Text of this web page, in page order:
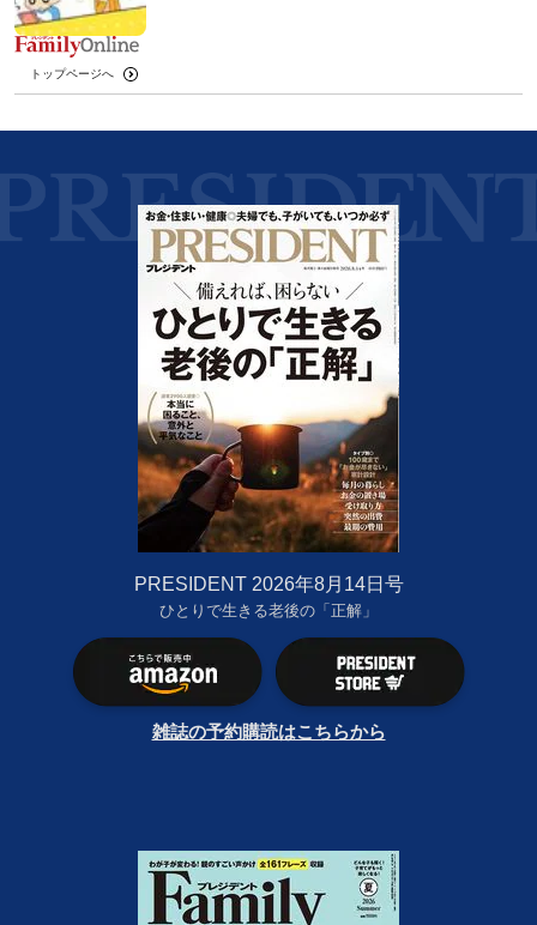
トップページへ
PRESIDENT 2026年8月14日号
ひとりで生きる老後の「正解」
雑誌の予約購読はこちらから